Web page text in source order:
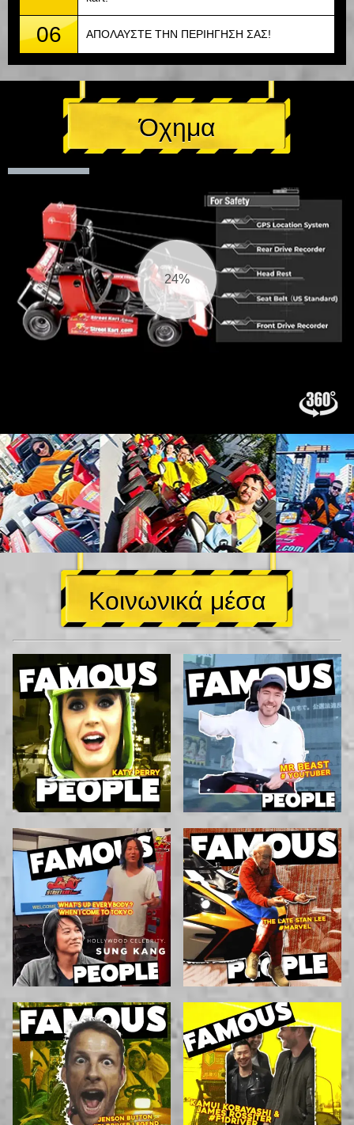
06 ΑΠΟΛΑΥΣΤΕ ΤΗΝ ΠΕΡΙΗΓΗΣΗ ΣΑΣ!
Όχημα
25%
Κοινωνικά μέσα